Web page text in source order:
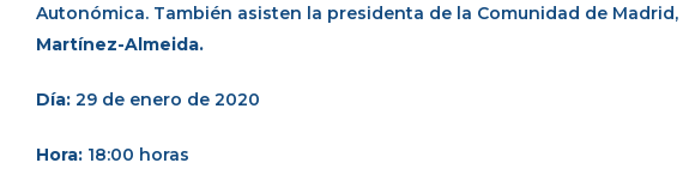
Autonómica. También asisten la presidenta de la Comunidad de Madrid,
Martínez-Almeida.
Día: 29 de enero de 2020
Hora: 18:00 horas